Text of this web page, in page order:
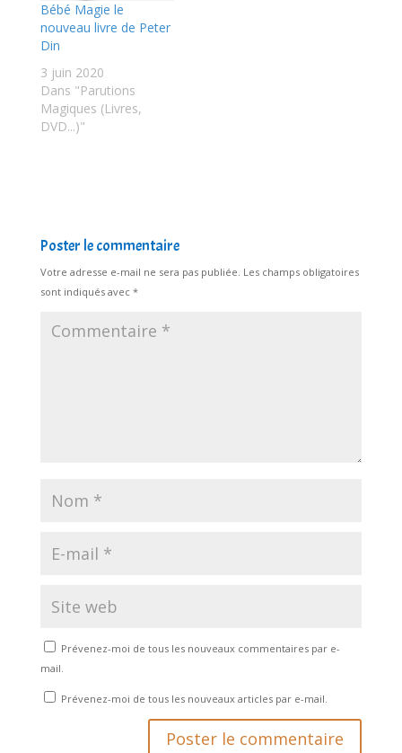
Bébé Magie le
nouveau livre de Peter
Din
3 juin 2020
Dans "Parutions
Magiques (Livres,
DVD...)"
Poster le commentaire
Votre adresse e-mail ne sera pas publiée. Les champs obligatoires
sont indiqués avec *
Prévenez-moi de tous les nouveaux commentaires par e-
mail.
Prévenez-moi de tous les nouveaux articles par e-mail.